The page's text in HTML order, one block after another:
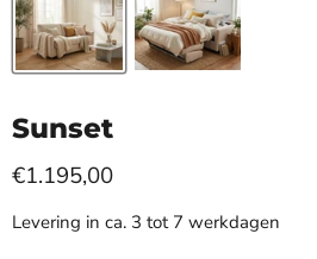
Sunset
€1.195,00
Levering in ca. 3 tot 7 werkdagen